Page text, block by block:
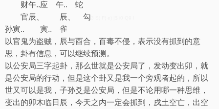
财午..应 午.. 蛇
官辰、 辰、 勾
孙寅.. 寅.. 雀
以官鬼为盗贼，辰与酉合，百毒不侵，表示没有抓到的意
思，卦有信息，可以继续预测。
以公安局三字起卦，那么世就是公安局了，发动变出卯，就
是公安局的行动，但是这个卦又是我一个旁观者起的，所以
世又可以是我，子孙爻是公安局，但是不论用哪一种思维，
变出的卯木临日辰，今天之内一定会抓到，戌土空亡，出空